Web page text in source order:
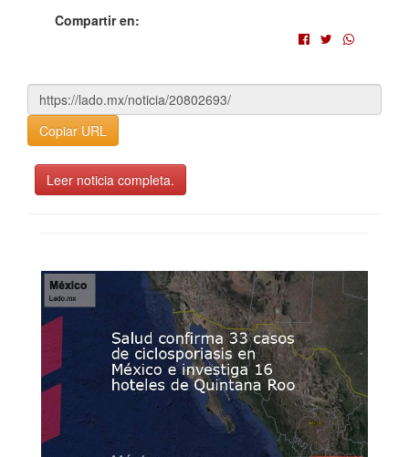
Compartir en:
Copiar URL
Leer noticia completa.